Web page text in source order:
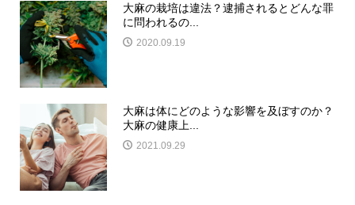
大麻の栽培は違法？逮捕されるとどんな罪
に問われるの...
2020.09.19
大麻は体にどのような影響を及ぼすのか？
大麻の健康上...
2021.09.29